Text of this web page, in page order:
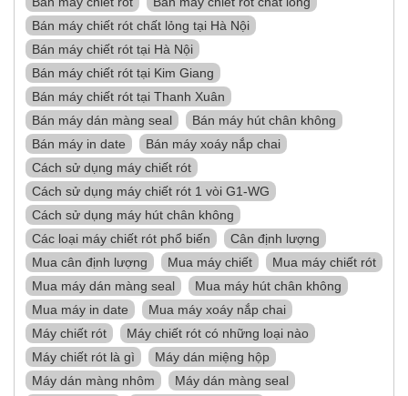
Bán máy chiết rót chất lỏng tại Hà Nội
Bán máy chiết rót tại Hà Nội
Bán máy chiết rót tại Kim Giang
Bán máy chiết rót tại Thanh Xuân
Bán máy dán màng seal
Bán máy hút chân không
Bán máy in date
Bán máy xoáy nắp chai
Cách sử dụng máy chiết rót
Cách sử dụng máy chiết rót 1 vòi G1-WG
Cách sử dụng máy hút chân không
Các loại máy chiết rót phổ biến
Cân định lượng
Mua cân định lượng
Mua máy chiết
Mua máy chiết rót
Mua máy dán màng seal
Mua máy hút chân không
Mua máy in date
Mua máy xoáy nắp chai
Máy chiết rót
Máy chiết rót có những loại nào
Máy chiết rót là gì
Máy dán miệng hộp
Máy dán màng nhôm
Máy dán màng seal